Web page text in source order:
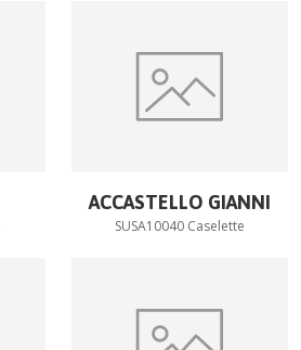
ACCASTELLO GIANNI
SUSA10040 Caselette